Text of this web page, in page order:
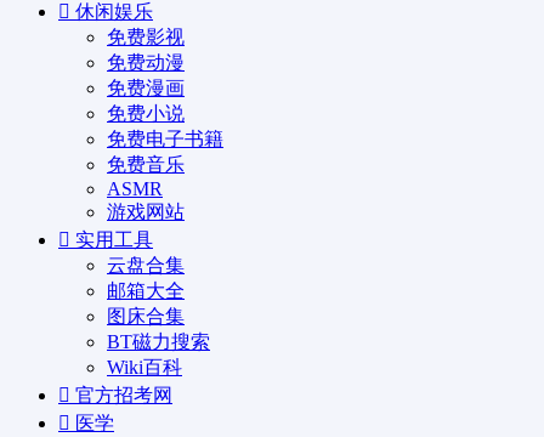
休闲娱乐
免费影视
免费动漫
免费漫画
免费小说
免费电子书籍
免费音乐
ASMR
游戏网站
实用工具
云盘合集
邮箱大全
图床合集
BT磁力搜索
Wiki百科
官方招考网
医学